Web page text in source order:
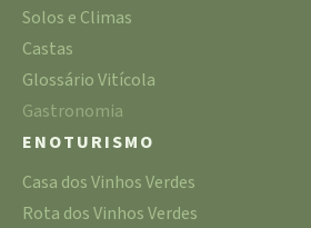
Solos e Climas
Castas
Glossário Vitícola
Gastronomia
ENOTURISMO
Casa dos Vinhos Verdes
Rota dos Vinhos Verdes